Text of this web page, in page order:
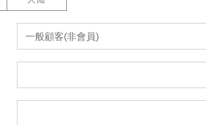
一般顧客(非會員)